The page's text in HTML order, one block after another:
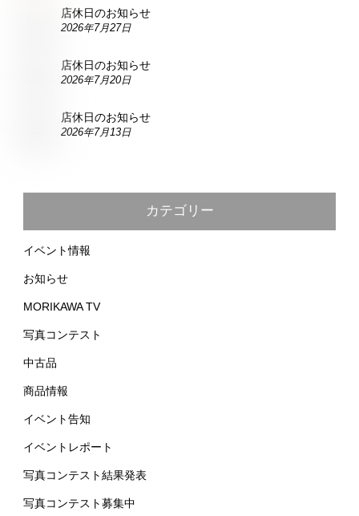
店休日のお知らせ
2026年7月27日
店休日のお知らせ
2026年7月20日
店休日のお知らせ
2026年7月13日
カテゴリー
イベント情報
お知らせ
MORIKAWA TV
写真コンテスト
中古品
商品情報
イベント告知
イベントレポート
写真コンテスト結果発表
写真コンテスト募集中